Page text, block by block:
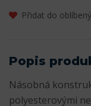
Přidat do
Popis
Násobná
polyesterovými